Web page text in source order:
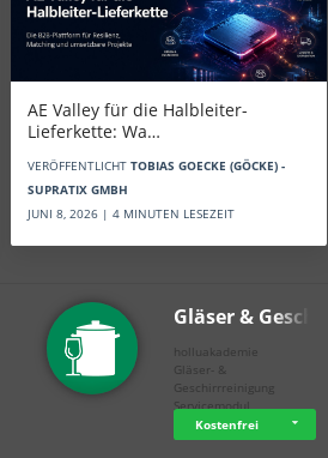
AE Valley für die Halbleiter-
Lieferkette: Wa…
VERÖFFENTLICHT TOBIAS GOECKE (GÖCKE) -
SUPRATIX GMBH
JUNI 8, 2026 | 4 MINUTEN LESEZEIT
Gläser & Geschi…
holluakademie
Gläser- &
Geschirrreinigung
Servicemodul
Kostenfrei